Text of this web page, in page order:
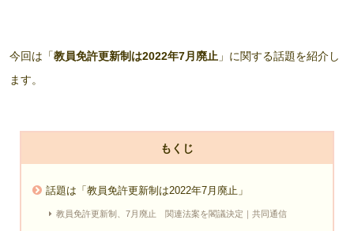
今回は「教員免許更新制は2022年7月廃止 」に関する話題を紹介し
ます。
もくじ
話題は「教員免許更新制は2022年7月廃止」
教員免許更新制、7月廃止 関連法案を閣議決定｜共同通信